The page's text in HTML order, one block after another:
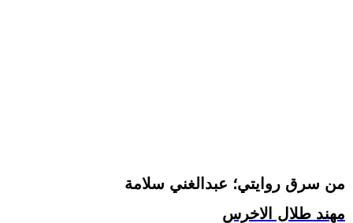
من سرق روايتي؛ عبدالغني سلامة
مهند طلال الاخرس